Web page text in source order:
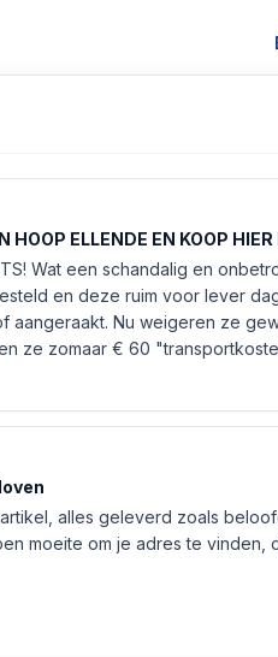
HOOP ELLENDE EN KOOP
Wat een schandalig en
en deze ruim voor lever
aangeraakt. Nu weigeren ze
ze zomaar € 60
alles geleverd zoals
moeite om je adres te vinden,